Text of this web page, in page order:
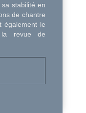
stabilité en
de chantre
également le
revue de